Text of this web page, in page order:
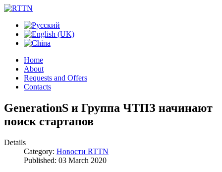
Home
About
Requests and Offers
Contacts
GenerationS и Группа ЧТПЗ начинают
поиск стартапов
Details
Category: Новости RTTN
Published: 03 March 2020